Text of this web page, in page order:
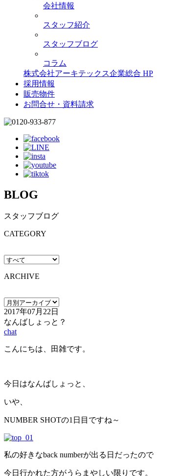
会社情報
スタッフ紹介
スタッフブログ
コラム
株式会社アーキテックス企業総合 HP
採用情報
販売物件
お問合せ・資料請求
BLOG
スタッフブログ
CATEGORY
ARCHIVE
2017年07月22日
なんばしょっと？
chat
こんにちは、田雑です。
今日はなんばしょっと、
いや、
NUMBER SHOTの1日目ですね～
私の好きなback numberが出る日だったので
今日行かれた方がうらまやしい限りです。